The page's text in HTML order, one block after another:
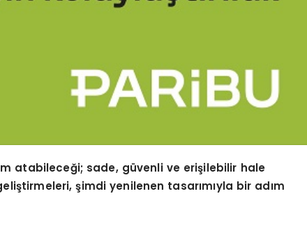
atabileceği; sade, güvenli ve erişilebilir hale
ştirmeleri, şimdi yenilenen tasarımıyla bir adım